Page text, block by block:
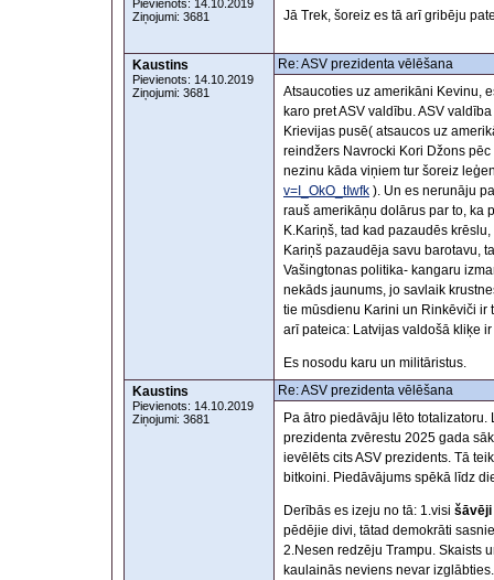
Pievienots: 14.10.2019
Ziņojumi: 3681
Jā Trek, šoreiz es tā arī gribēju
Kaustins
Pievienots: 14.10.2019
Ziņojumi: 3681
Re: ASV prezidenta vēlēšana
Atsaucoties uz amerikāni Kevinu,
karo pret ASV valdību. ASV
Krievijas pusē( atsaucos uz
reindžers Navrocki Kori Džons
nezinu kāda viņiem tur šoreiz
v=I_OkO_tIwfk ). Un es nerunāju
rauš amerikāņu dolārus par to, ka
K.Kariņš, tad kad pazaudēs
Kariņš pazaudēja savu barotavu,
Vašingtonas politika- kangaru
nekāds jaunums, jo savlaik
tie mūsdienu Karini un Rinkēviči ir
arī pateica: Latvijas valdošā kliķe
Es nosodu karu un militāristus.
Kaustins
Pievienots: 14.10.2019
Ziņojumi: 3681
Re: ASV prezidenta vēlēšana
Pa ātro piedāvāju lēto
prezidenta zvērestu 2025 gada
ievēlēts cits ASV prezidents. Tā
bitkoini. Piedāvājums spēkā līdz
Derībās es izeju no tā: 1.visi šāvēji
pēdējie divi, tātad demokrāti
2.Nesen redzēju Trampu. Skaists
kaulainās neviens nevar